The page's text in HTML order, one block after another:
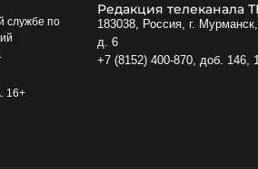
службе по
16+
Редакция телеканала
183038, Россия, г.
д. 6
+7 (8152) 400-870, доб. 146,